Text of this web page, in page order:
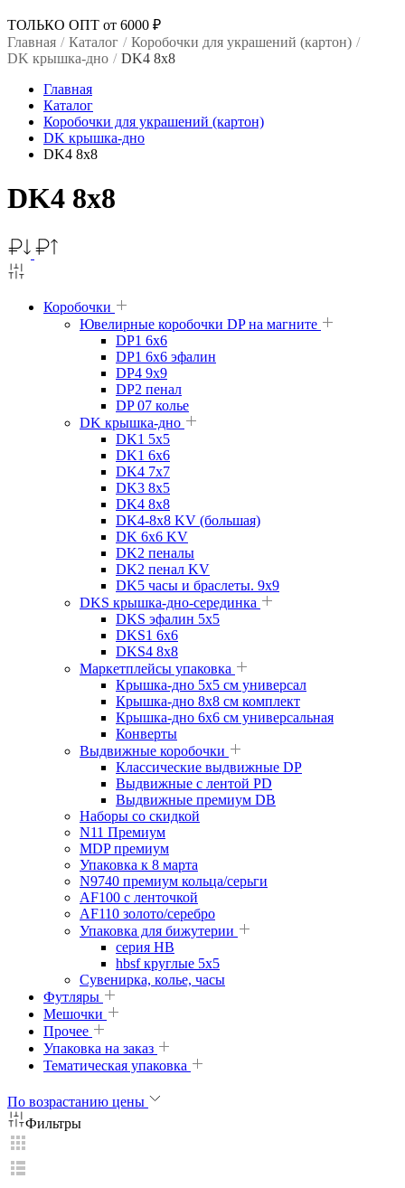
ТОЛЬКО ОПТ от 6000 ₽
Главная / Каталог / Коробочки для украшений (картон) /
DK крышка-дно / DK4 8x8
Главная
Каталог
Коробочки для украшений (картон)
DK крышка-дно
DK4 8x8
DK4 8x8
Коробочки
Ювелирные коробочки DP на магните
DP1 6x6
DP1 6x6 эфалин
DP4 9x9
DP2 пенал
DP 07 колье
DK крышка-дно
DK1 5x5
DK1 6x6
DK4 7х7
DK3 8x5
DK4 8x8
DK4-8x8 KV (большая)
DK 6х6 KV
DK2 пеналы
DK2 пенал KV
DK5 часы и браслеты. 9x9
DKS крышка-дно-серединка
DKS эфалин 5x5
DKS1 6x6
DKS4 8x8
Маркетплейсы упаковка
Крышка-дно 5x5 см универсал
Крышка-дно 8x8 см комплект
Крышка-дно 6x6 см универсальная
Конверты
Выдвижные коробочки
Классические выдвижные DP
Выдвижные с лентой PD
Выдвижные премиум DB
Наборы со скидкой
N11 Премиум
MDP премиум
Упаковка к 8 марта
N9740 премиум кольца/серьги
AF100 с ленточкой
AF110 золото/серебро
Упаковка для бижутерии
серия HB
hbsf круглые 5x5
Сувенирка, колье, часы
Футляры
Мешочки
Прочее
Упаковка на заказ
Тематическая упаковка
По возрастанию цены
Фильтры